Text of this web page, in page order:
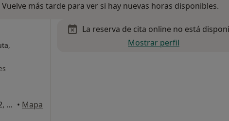
más tarde para ver si hay nuevas horas disponibles.
Raconada del Pare Leandro Calvo, nº2, entresuelo, Gandía • Mapa
La reserva de cita online no está
Mostrar perfil